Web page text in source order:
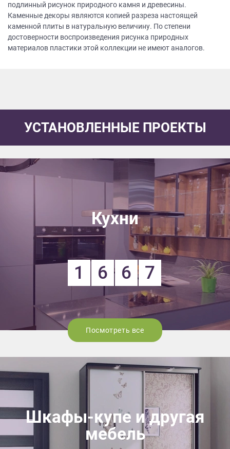
подлинный рисунок природного камня и древесины.
Каменные декоры являются копией разреза настоящей
каменной плиты в натуральную величину. По степени
достоверности воспроизведения рисунка природных
материалов пластики этой коллекции не имеют аналогов.
УСТАНОВЛЕННЫЕ ПРОЕКТЫ
Кухни
1 6 6 7
Посмотреть все
Шкафы-купе и другая
мебель